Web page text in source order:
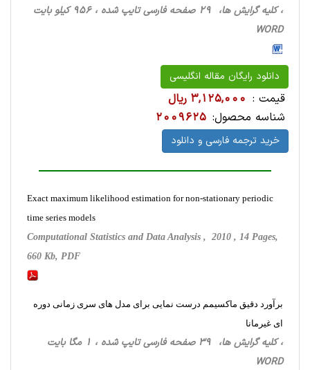
، کلیه گرایش ها، 29 صفحه فارسی تایپ شده ، 956 کیلو بایت
WORD
دانلود رایگان مقاله انگلیسی
قیمت : 3,125,000 ریال
شناسه محصول: 2009625
خرید ترجمه فارسی و دانلود
Exact maximum likelihood estimation for non-stationary periodic
time series models
Computational Statistics and Data Analysis , 2010 , 14 Pages,
660 Kb, PDF
برآورد دقیق ماکسیمم درست نمایی برای مدل های سری زمانی دوره
ای غیرمانا
، کلیه گرایش ها، 39 صفحه فارسی تایپ شده ، 1 مگا بایت
WORD